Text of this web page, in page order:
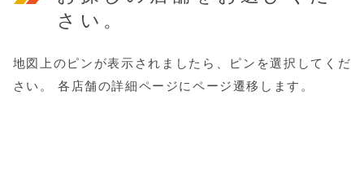
さい。
地図上のピンが表示されましたら、ピンを選択してくだ
さい。
各店舗の詳細ページにページ遷移します。